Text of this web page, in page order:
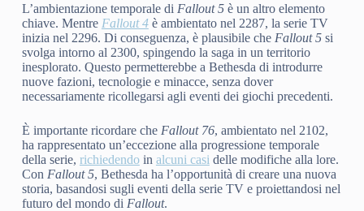
L’ambientazione temporale di Fallout 5è un altro elemento
chiave. Mentre Fallout 4è ambientato nel 2287, la serie TV
inizia nel 2296. Di conseguenza, è plausibile che Fallout 5si
svolga intorno al 2300, spingendo la saga in un territorio
inesplorato. Questo permetterebbe a Bethesda di introdurre
nuove fazioni, tecnologie e minacce, senza dover
necessariamente ricollegarsi agli eventi dei giochi precedenti.
È importante ricordare che Fallout 76, ambientato nel 2102,
ha rappresentato un’eccezione alla progressione temporale
della serie, richiedendoin alcuni casi delle modifiche alla lore.
Con Fallout 5, Bethesda ha l’opportunità di creare una nuova
storia, basandosi sugli eventi della serie TV e proiettandosi nel
futuro del mondo di Fallout.